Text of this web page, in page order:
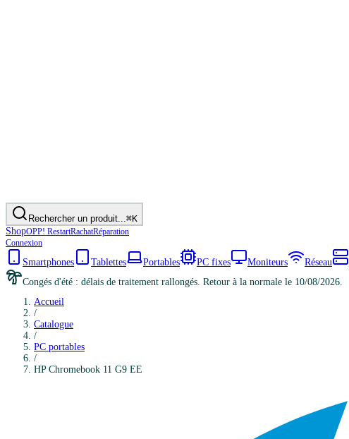
Rechercher un produit... ⌘K
ShopOPP! RestartRachatRéparation
Connexion
Smartphones Tablettes Portables PC fixes Moniteurs Réseau
Congés d'été : délais de traitement rallongés. Retour à la normale le 10/08/2026.
Accueil
/
Catalogue
/
PC portables
/
HP Chromebook 11 G9 EE